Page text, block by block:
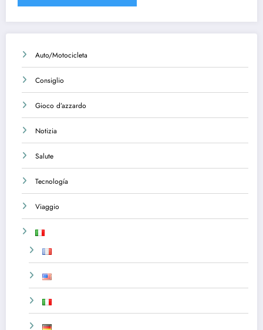
Auto/Motocicleta
Consiglio
Gioco d’azzardo
Notizia
Salute
Tecnología
Viaggio